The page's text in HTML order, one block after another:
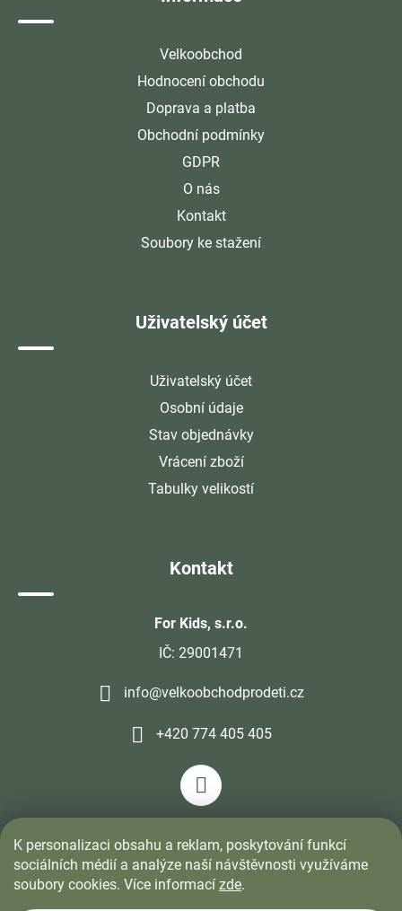
K personalizaci obsahu a reklam, poskytování funkcí
sociálních médií a analýze naší návštěvnosti využíváme
soubory cookies. Více informací zde.
Velkoobchod
Hodnocení obchodu
Doprava a platba
Obchodní podmínky
GDPR
O nás
Kontakt
Soubory ke stažení
Uživatelský účet
Uživatelský účet
Osobní údaje
Stav objednávky
Vrácení zboží
Tabulky velikostí
Kontakt
For Kids, s.r.o.
IČ: 29001471
info@velkoobchodprodeti.cz
+420 774 405 405